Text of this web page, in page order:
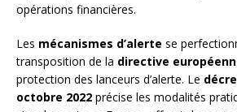
opérations financières.
Les mécanismes d’alerte se
transposition de la directive
protection des lanceurs d’alerte. Le
octobre 2022 précise les modalités